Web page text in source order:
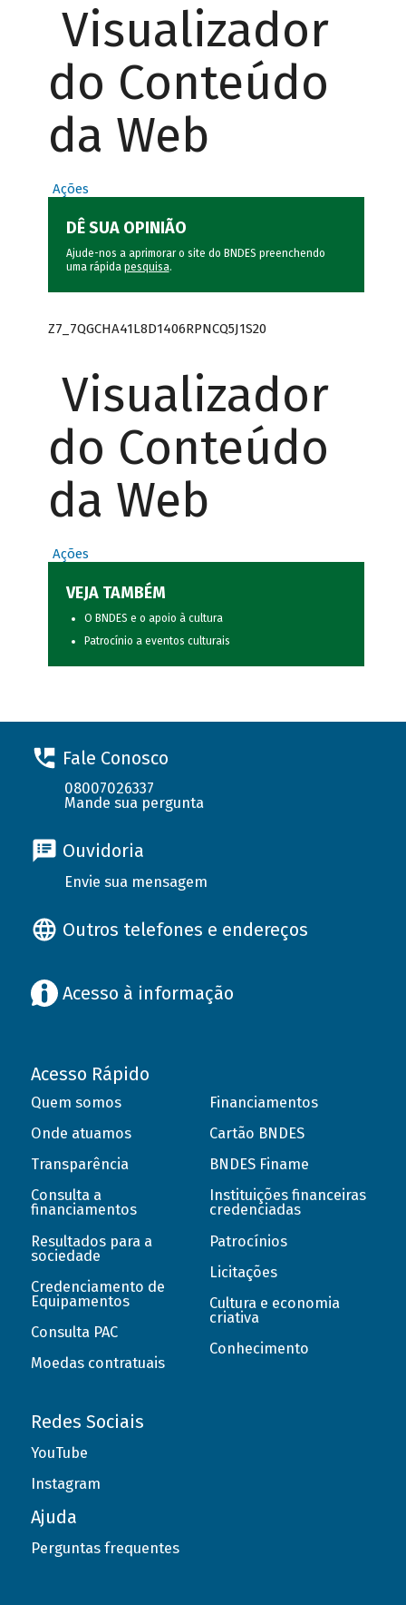
Visualizador
do Conteúdo
da Web
Ações
DÊ SUA OPINIÃO
Ajude-nos a aprimorar o site do BNDES preenchendo
uma rápida pesquisa.
Z7_7QGCHA41L8D1406RPNCQ5J1S20
Visualizador
do Conteúdo
da Web
Ações
VEJA TAMBÉM
O BNDES e o apoio à cultura
Patrocínio a eventos culturais
Fale Conosco
08007026337
Mande sua pergunta
Ouvidoria
Envie sua mensagem
Outros telefones e endereços
Acesso à informação
Acesso Rápido
Quem somos
Onde atuamos
Transparência
Consulta a
financiamentos
Resultados para a
sociedade
Credenciamento de
Equipamentos
Consulta PAC
Moedas contratuais
Financiamentos
Cartão BNDES
BNDES Finame
Instituições financeiras
credenciadas
Patrocínios
Licitações
Cultura e economia
criativa
Conhecimento
Redes Sociais
YouTube
Instagram
Ajuda
Perguntas frequentes